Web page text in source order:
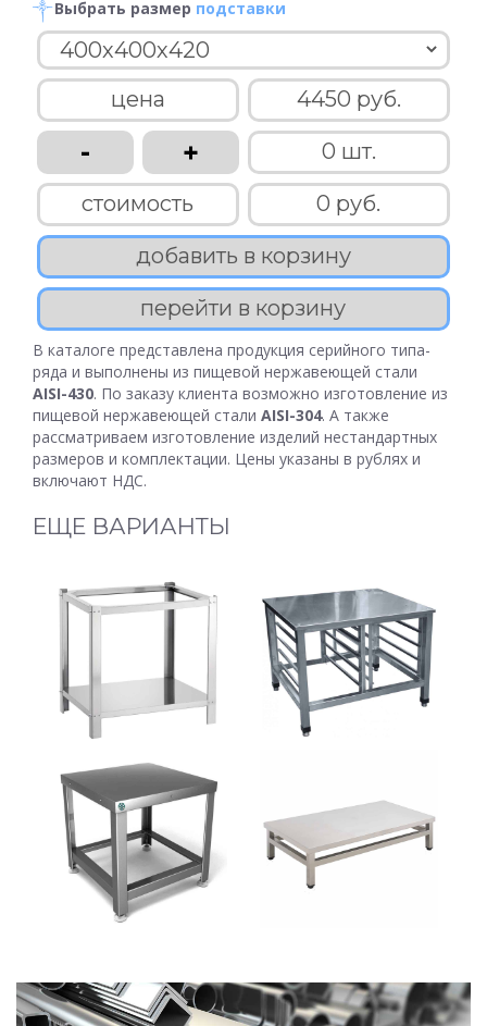
Выбрать размер подставки
цена 4450 руб.
- +
0 шт.
стоимость
0 руб.
добавить в корзину
перейти в корзину
В каталоге представлена продукция серийного типа-
ряда и выполнены из пищевой нержавеющей стали
AISI-430. По заказу клиента возможно изготовление из
пищевой нержавеющей стали AISI-304. А также
рассматриваем изготовление изделий нестандартных
размеров и комплектации. Цены указаны в рублях и
включают НДС.
ЕЩЕ ВАРИАНТЫ